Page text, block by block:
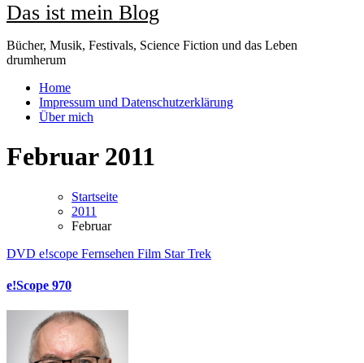
Das ist mein Blog
Bücher, Musik, Festivals, Science Fiction und das Leben
drumherum
Home
Impressum und Datenschutzerklärung
Über mich
Februar 2011
Startseite
2011
Februar
DVD e!scope Fernsehen Film Star Trek
e!Scope 970